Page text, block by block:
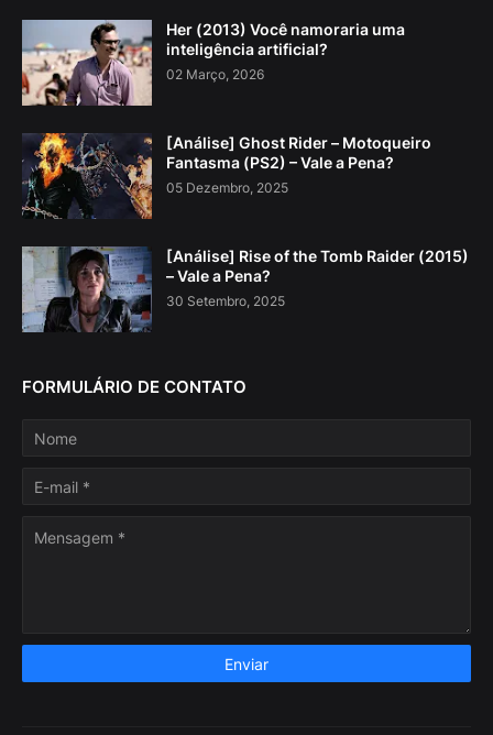
Her (2013) Você namoraria uma
inteligência artificial?
02 Março, 2026
[Análise] Ghost Rider – Motoqueiro
Fantasma (PS2) – Vale a Pena?
05 Dezembro, 2025
[Análise] Rise of the Tomb Raider (2015)
– Vale a Pena?
30 Setembro, 2025
FORMULÁRIO DE CONTATO